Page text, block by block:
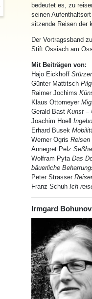
bedeutet es, zu
seinen
sitzende Reisender
Der Vortragssband
Stift Ossiach am
Mit Beiträgen von:
Hajo Eickhoff
Günter Mattitsch
Raimer Jochims
Klaus Ottomeyer
Gerald BastKunst –
Joachim Hoell
Erhard Busek
Werner Ogris Reisen
Annegret Pelz
Wolfram PytaDas
bäuerliche
Peter Strasser
Franz SchuhIch
Irmgard